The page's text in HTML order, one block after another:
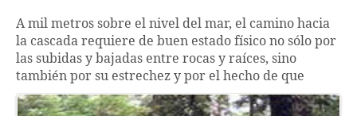
A mil metros sobre el nivel del mar, el camino hacia
la cascada requiere de buen estado físico no sólo por
las subidas y bajadas entre rocas y raíces, sino
también por su estrechez y por el hecho de que